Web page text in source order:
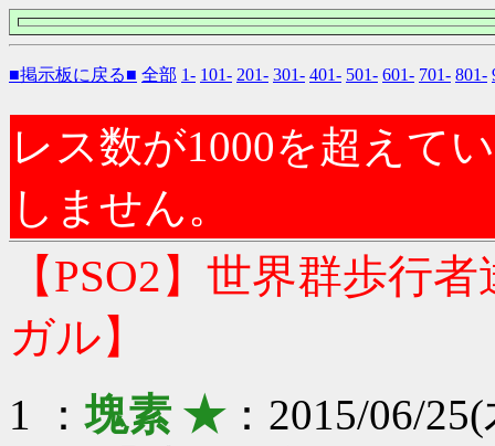
■掲示板に戻る■ 全部 1- 101- 201- 301- 401- 501- 601- 701- 801-
レス数が1000を超えて
しません。
【PSO2】世界群歩行
ガル】
1 ：塊素 ★：2015/06/